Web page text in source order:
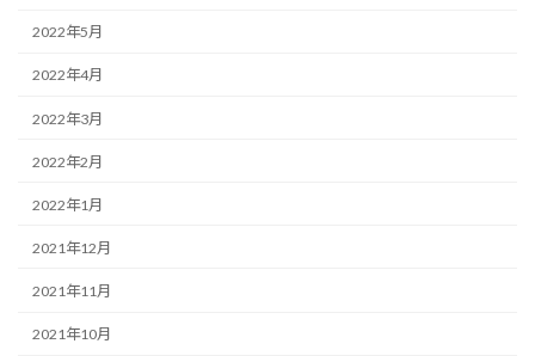
2022年5月
2022年4月
2022年3月
2022年2月
2022年1月
2021年12月
2021年11月
2021年10月